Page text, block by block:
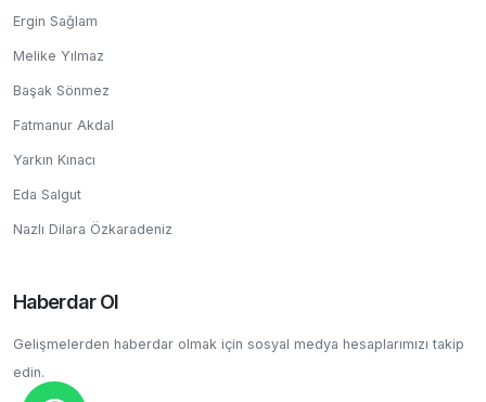
Ergin Sağlam
Melike Yılmaz
Başak Sönmez
Fatmanur Akdal
Yarkın Kınacı
Eda Salgut
Nazlı Dilara Özkaradeniz
Haberdar Ol
Gelişmelerden haberdar olmak için sosyal medya hesaplarımızı takip
edin.